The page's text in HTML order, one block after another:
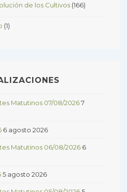
de los Cultivos (166)
(1)
Matutinos 07/08/20267
6 agosto 2026
Matutinos 06/08/2026 6
5 agosto 2026